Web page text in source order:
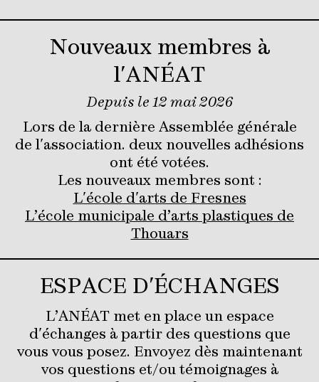
Nouveaux membres à
l'ANÉAT
Depuis le 12 mai 2026
Lors de la dernière Assemblée générale
de l'association. deux nouvelles adhésions
ont été votées.
Les nouveaux membres sont :
L'école d'arts de Fresnes
L’école municipale d’arts plastiques de
Thouars
ESPACE D'ÉCHANGES
L’ANÉAT met en place un espace
d'échanges à partir des questions que
vous vous posez. Envoyez dès maintenant
vos questions et/ou témoignages à